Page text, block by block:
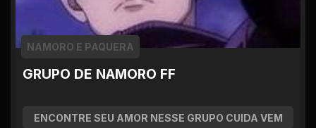
GRUPO DE NAMORO FF
NAMORO E PAQUERA
ENCONTRE SEU AMOR NESSE GRUPO CUIDA VEM